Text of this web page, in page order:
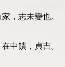
，志未變也。
中饋，貞吉。